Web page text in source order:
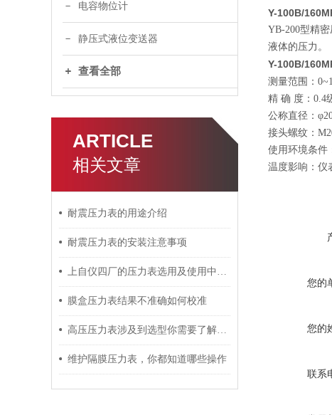
电容物位计
静压式液位变送器
查看全部
ARTICLE
相关文章
耐震压力表的用途介绍
耐震压力表的安装注意事项
上自仪四厂的压力表选用及使用中的留意事项
膜盒压力表结果不准确如何校准
高压压力表涉及到选型你需要了解哪些知识
维护隔膜压力表，你都知道哪些操作
Y-100B/
YB-200型精
液体的压力。
Y-100B/
测量范围：
精 确 度：0.4
公称直径：
接头螺纹：
使用环境条件
温度影响：仪
您的
您的
联系